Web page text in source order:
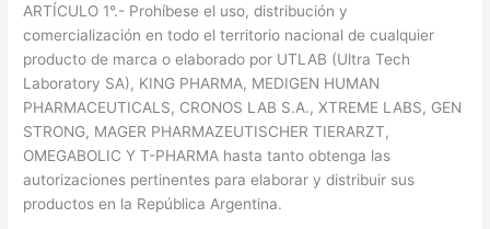
ARTÍCULO 1°.- Prohíbese el uso, distribución y
comercialización en todo el territorio nacional de cualquier
producto de marca o elaborado por UTLAB (Ultra Tech
Laboratory SA), KING PHARMA, MEDIGEN HUMAN
PHARMACEUTICALS, CRONOS LAB S.A., XTREME LABS, GEN
STRONG, MAGER PHARMAZEUTISCHER TIERARZT,
OMEGABOLIC Y T-PHARMA hasta tanto obtenga las
autorizaciones pertinentes para elaborar y distribuir sus
productos en la República Argentina.